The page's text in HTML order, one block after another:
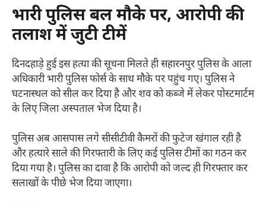
​भारी पुलिस बल मौके पर, आरोपी की
तलाश में जुटी टीमें
​दिनदहाड़े हुई इस हत्या की सूचना मिलते ही सहारनपुर पुलिस के आला
अधिकारी भारी पुलिस फोर्स के साथ मौके पर पहुंच गए। पुलिस ने
घटनास्थल को सील कर दिया है और शव को कब्जे में लेकर पोस्टमार्टम
के लिए जिला अस्पताल भेज दिया है।
​पुलिस अब आसपास लगे सीसीटीवी कैमरों की फुटेज खंगाल रही है
और हत्यारे साले की गिरफ्तारी के लिए कई पुलिस टीमों का गठन कर
दिया गया है। पुलिस का दावा है कि आरोपी को जल्द ही गिरफ्तार कर
सलाखों के पीछे भेज दिया जाएगा।